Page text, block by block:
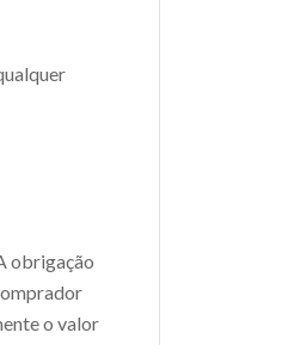
obrigação
o valor